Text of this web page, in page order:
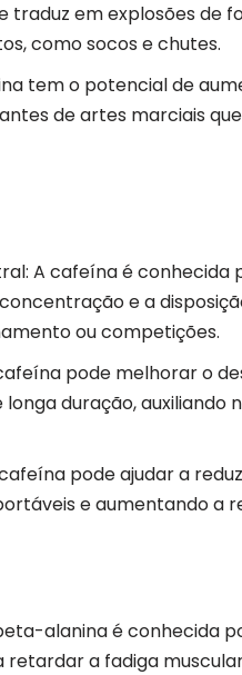
traduz em explosões de
como socos e chutes.
tem o potencial de
de artes marciais
A cafeína é conhecida
e a
ou competições.
pode melhorar o
duração, auxiliando
pode ajudar a
e aumentando a
alanina é conhecida
retardar a fadiga